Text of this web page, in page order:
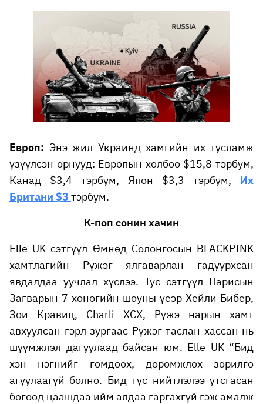
Европ: Энэ жил Украинд хамгийн их тусламж
үзүүлсэн орнууд: Европын холбоо $15,8 тэрбум,
Канад $3,4 тэрбум, Япон $3,3 тэрбум, Их
Британи $3 тэрбум.
К-поп сонин хачин
Elle UK сэтгүүл Өмнөд Солонгосын BLACKPINK
хамтлагийн Рүжэг ялгаварлан гадуурхсан
явдалдаа уучлал хүслээ. Тус сэтгүүл Парисын
Загварын 7 хоногийн шоуны үеэр Хейли Бибер,
Зои Кравиц, Charli XCX, Рүжэ нарын хамт
авхуулсан гэрл зургаас Рүжэг таслан хассан нь
шүүмжлэл дагуулаад байсан юм. Elle UK “Бид
хэн нэгнийг гомдоох, доромжлох зорилго
агуулаагүй болно. Бид тус нийтлэлээ утсгасан
бөгөөд цаашдаа ийм алдаа гаргахгүй гэж амалж